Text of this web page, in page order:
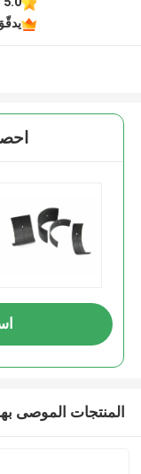
المنتجات الموصى